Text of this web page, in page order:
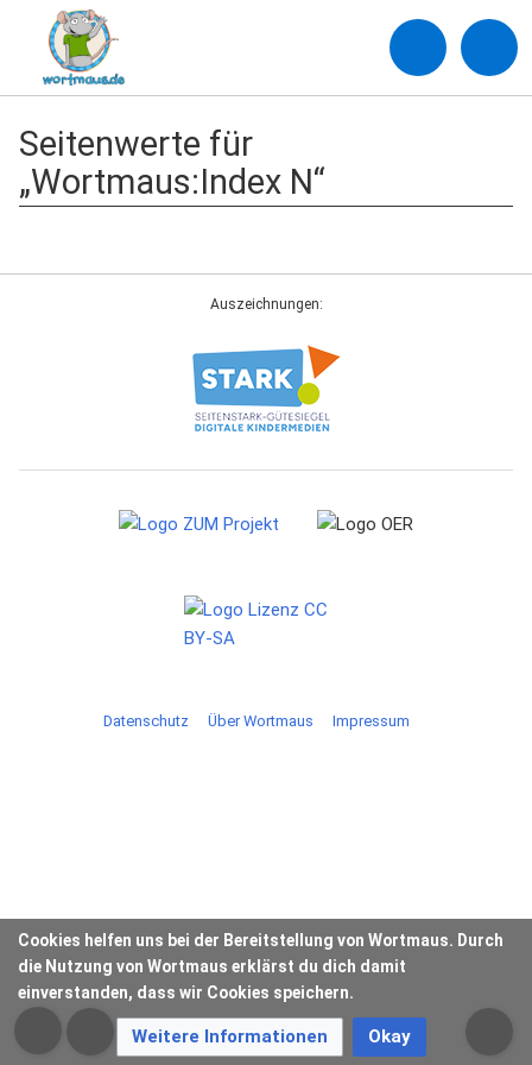
Seitenwerte für
„Wortmaus:Index N“
Cookies helfen uns bei der Bereitstellung von Wortmaus. Durch
die Nutzung von Wortmaus erklärst du dich damit
einverstanden, dass wir Cookies speichern.
Weitere Informationen Okay
Auszeichnungen:
Datenschutz Über Wortmaus Impressum